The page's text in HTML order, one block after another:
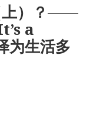
上）？——
a
生活多